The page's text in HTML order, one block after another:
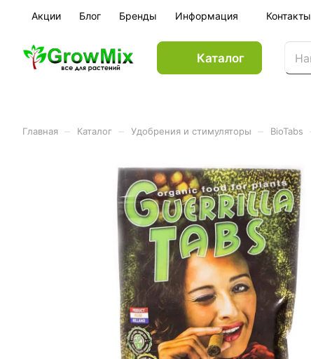
Акции Блог Бренды Информация Контакты
Каталог
Главная Каталог Удобрения и стимуляторы BioTabs